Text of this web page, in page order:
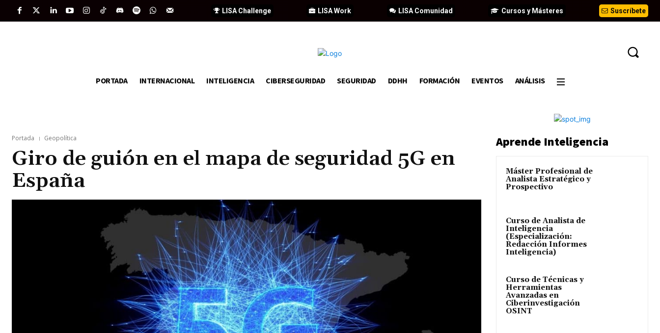
Suscríbete
Cursos y Másteres
LISA Comunidad
LISA Work
LISA Challenge
PORTADA INTERNACIONAL INTELIGENCIA CIBERSEGURIDAD SEGURIDAD DDHH FORMACIÓN EVENTOS ANÁLISIS
Portada Geopolítica
Giro de guión en el mapa de seguridad 5G en
España
Aprende Inteligencia
Máster Profesional de
Analista Estratégico y
Prospectivo
Curso de Analista de
Inteligencia
(Especialización:
Redacción Informes
Inteligencia)
Curso de Técnicas y
Herramientas
Avanzadas en
Ciberinvestigación
OSINT